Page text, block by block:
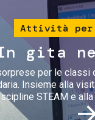
Attività per
gita
per le classi
Insieme alla
STEAM e